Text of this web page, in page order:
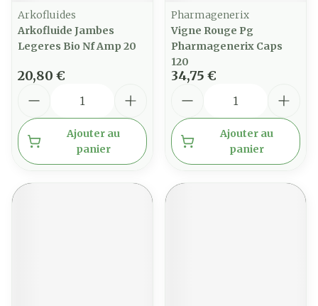
Arkofluides
Arkofluide Jambes
Legeres Bio Nf Amp 20
20,80 €
Ajouter au
panier
Pharmagenerix
Vigne Rouge Pg
Pharmagenerix Caps
120
34,75 €
Ajouter au
panier